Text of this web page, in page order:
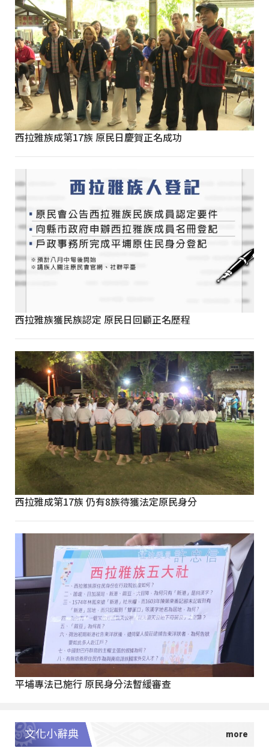
西拉雅族成第17族 原民日慶賀正名成功
西拉雅族獲民族認定 原民日回顧正名歷程
西拉雅成第17族 仍有8族待獲法定原民身分
平埔專法已施行 原民身分法暫緩審查
文化小辭典